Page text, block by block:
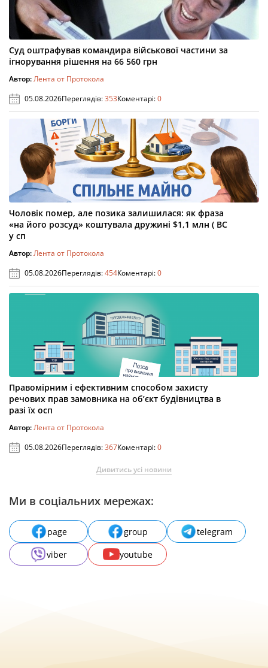
Суд оштрафував командира військової частини за
ігнорування рішення на 66 560 грн
Автор:Лента от Протокола
05.08.2026Переглядів:353Коментарі:0
Чоловік помер, але позика залишилася: як фраза
«на його розсуд» коштувала дружині $1,1 млн ( ВС
у сп
Автор:Лента от Протокола
05.08.2026Переглядів:454Коментарі:0
Правомірним і ефективним способом захисту
речових прав замовника на об’єкт будівництва в
разі їх осп
Автор:Лента от Протокола
05.08.2026Переглядів:367Коментарі:0
Дивитись усі новини
Ми в соціальних мережах:
page group
telegram
viber
youtube